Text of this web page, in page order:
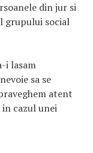
din jur si
grupului social
i lasam
sa se
atent
cazul unei